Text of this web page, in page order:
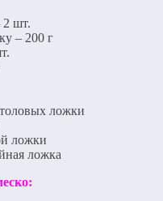
2 шт.
– 200 г
ложки
ложки
ложка